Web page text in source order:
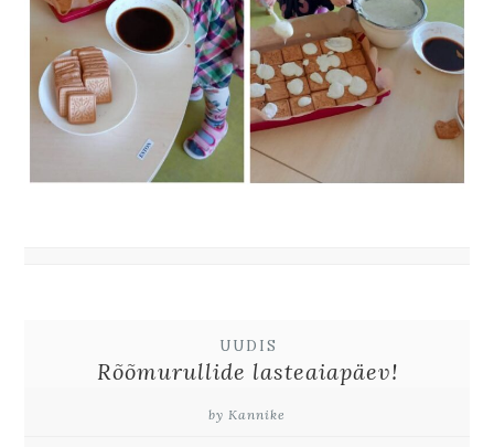
UUDIS
Rõõmurullide lasteaiapäev!
by Kannike